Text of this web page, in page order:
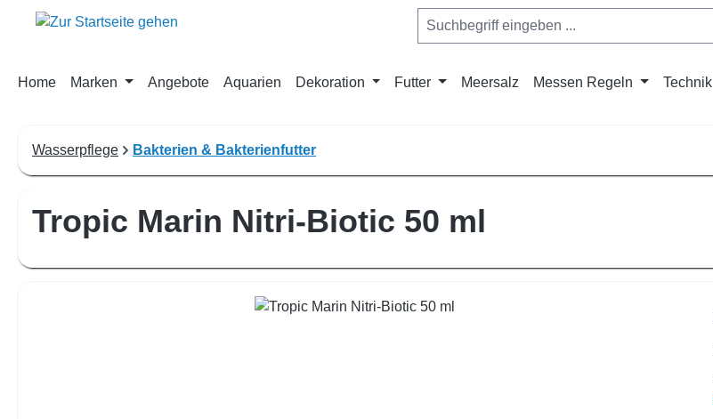
Hauptinhalt springen
Zur Suche springen
Zur Hauptnavigation springen
Home Marken Angebote Aquarien Dekoration Futter Meersalz Messen Regeln Technik
Wasserpflege Bakterien & Bakterienfutter
Tropic Marin Nitri-Biotic 50 ml